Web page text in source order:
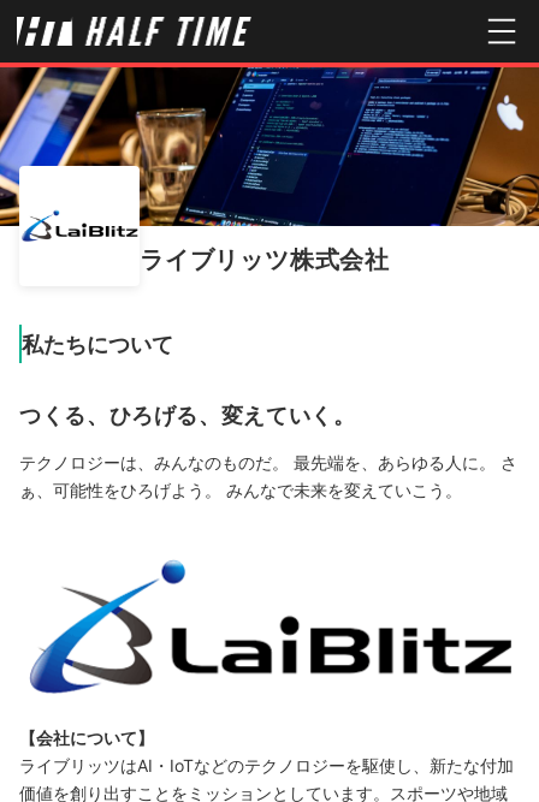
ライブリッツ株式会社
私たちについて
つくる、ひろげる、変えていく。
テクノロジーは、みんなのものだ。 最先端を、あらゆる人に。 さ
ぁ、可能性をひろげよう。 みんなで未来を変えていこう。
【会社について】
ライブリッツはAI・IoTなどのテクノロジーを駆使し、新たな付加
価値を創り出すことをミッションとしています。スポーツや地域